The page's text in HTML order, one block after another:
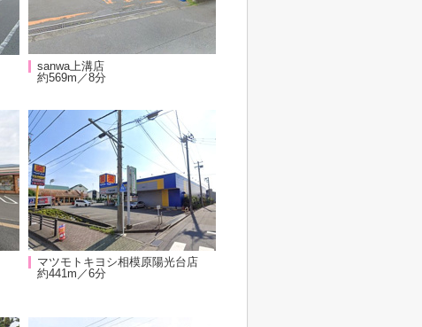
sanwa上溝店
約569m／8分
マツモトキヨシ相模原陽光台店
約441m／6分